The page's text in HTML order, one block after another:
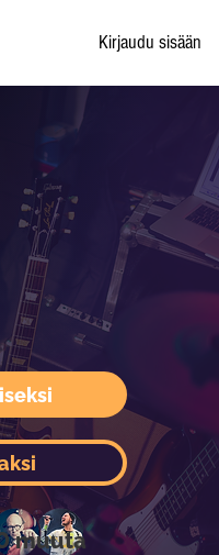
Kirjaudu sisään
muuta